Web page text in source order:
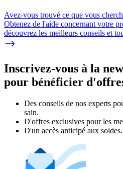
Avez-vous trouvé ce que vous
Obtenez de l'aide concernant votre
découvrez les meilleurs conseils et
Inscrivez-vous à la
pour bénéficier
Des conseils de nos experts
sain.
D'offres exclusives pour les
D'un accès anticipé aux soldes.